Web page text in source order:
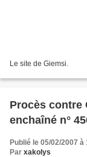
Le site de Giemsi.
Procès contre
enchaîné n°
Publié le 05/02/2007 à
Par xakolys